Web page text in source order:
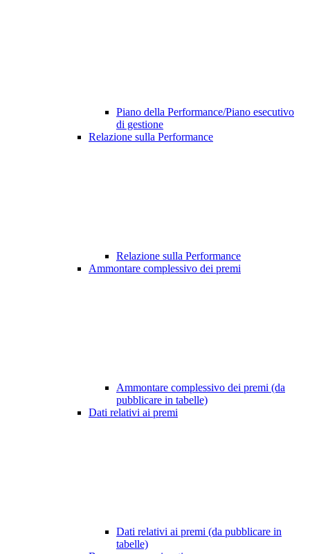
Piano della Performance/Piano esecutivo
di gestione
Relazione sulla Performance
Relazione sulla Performance
Ammontare complessivo dei premi
Ammontare complessivo dei premi (da
pubblicare in tabelle)
Dati relativi ai premi
Dati relativi ai premi (da pubblicare in
tabelle)